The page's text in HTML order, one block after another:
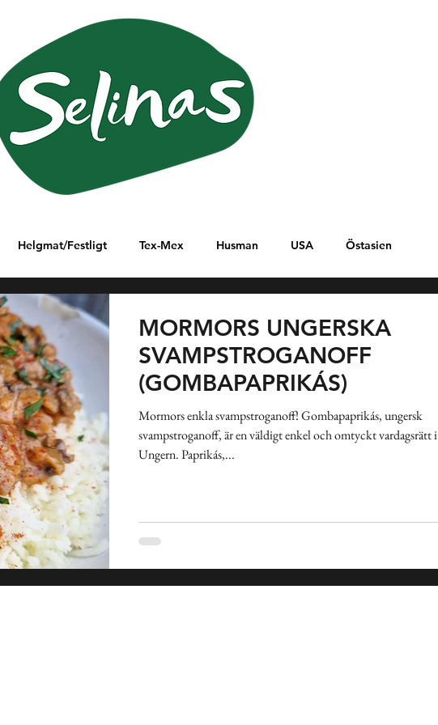
Helgmat/Festligt Tex-Mex Husman USA Östasien
Pasta Sallad Gryta Soppa Frukost
Indien Spanien Medelhavet Mexiko Påsk
MORMORS UNGERSKA
SVAMPSTROGANOFF
(GOMBAPAPRIKÁS)
Mormors enkla svampstroganoff! Gombapaprikás, ungersk
svampstroganoff, är en väldigt enkel och omtyckt vardagsrätt i
Ungern. Paprikás,...